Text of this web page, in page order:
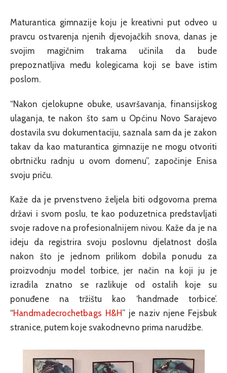
Maturantica gimnazije koju je kreativni put odveo u
pravcu ostvarenja njenih djevojačkih snova, danas je
svojim magičnim trakama učinila da bude
prepoznatljiva među kolegicama koji se bave istim
poslom.
“Nakon cjelokupne obuke, usavršavanja, finansijskog
ulaganja, te nakon što sam u Općinu Novo Sarajevo
dostavila svu dokumentaciju, saznala sam da je zakon
takav da kao maturantica gimnazije ne mogu otvoriti
obrtničku radnju u ovom domenu”, započinje Enisa
svoju priču.
Kaže da je prvenstveno željela biti odgovorna prema
državi i svom poslu, te kao poduzetnica predstavljati
svoje radove na profesionalnijem nivou. Kaže da je na
ideju da registrira svoju poslovnu djelatnost došla
nakon što je jednom prilikom dobila ponudu za
proizvodnju model torbice, jer način na koji ju je
izradila znatno se razlikuje od ostalih koje su
ponuđene na tržištu kao ‘handmade torbice’.
“Handmadecrochetbags H&H” je naziv njene Fejsbuk
stranice, putem koje svakodnevno prima narudžbe.